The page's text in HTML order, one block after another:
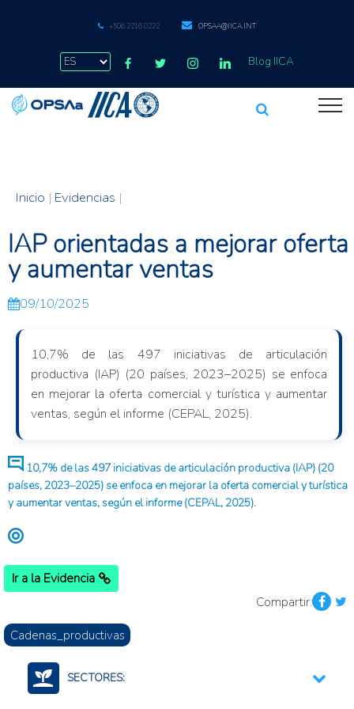
+506 2216 0222 OPSAA@IICA.INT
Blog IICA
Inicio | Evidencias |
IAP orientadas a mejorar oferta
y aumentar ventas
09/10/2025
10,7% de las 497 iniciativas de articulación
productiva (IAP) (20 países, 2023–2025) se enfoca
en mejorar la oferta comercial y turística y aumentar
ventas, según el informe (CEPAL, 2025).
10,7% de las 497 iniciativas de articulación productiva (IAP) (20
países, 2023–2025) se enfoca en mejorar la oferta comercial y turística
y aumentar ventas, según el informe (CEPAL, 2025).
Ir a la Evidencia
Compartir:
Cadenas_productivas
SECTORES: